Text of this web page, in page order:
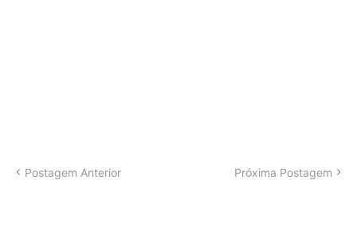
Postagem Anterior Próxima Postagem